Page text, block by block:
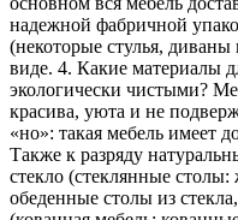
надежной фабричной
(некоторые стулья,
виде. 4. Какие материалы
экологически чистыми?
красива, уюта и не
«но»: такая мебель имеет
Также к разряду
стекло (стеклянные
обеденные столы из